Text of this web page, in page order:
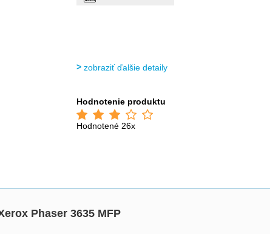
zobraziť ďalšie detaily
Hodnotenie produktu
Hodnotené 26x
Phaser 3635 MFP